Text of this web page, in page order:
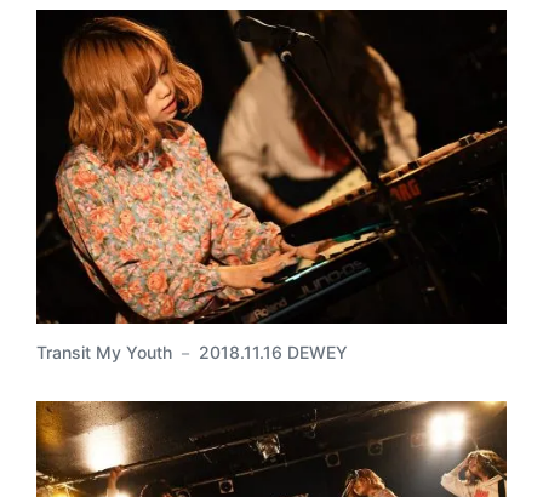
Transit My Youth － 2018.11.16 DEWEY